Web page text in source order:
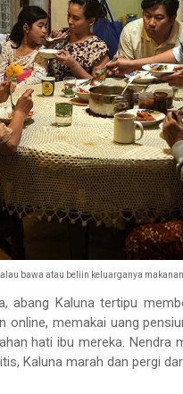
bawa atau beliin keluarganya
abang Kaluna tertipu
online, memakai uang
hati ibu mereka. Nendra
Kaluna marah dan pergi